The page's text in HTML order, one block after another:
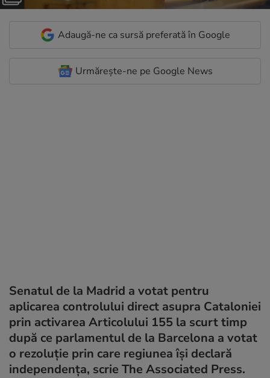
Adaugă-ne ca sursă preferată în Google
Urmărește-ne pe Google News
Senatul de la Madrid a votat pentru
aplicarea controlului direct asupra Cataloniei
prin activarea Articolului 155 la scurt timp
după ce parlamentul de la Barcelona a votat
o rezoluție prin care regiunea își declară
independența, scrie The Associated Press.